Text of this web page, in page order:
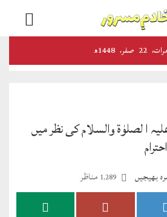
22 صفر‬،
ا لصلوٰۃ والسلام کی نظر میں
بھیجیں 1,289 مناظر